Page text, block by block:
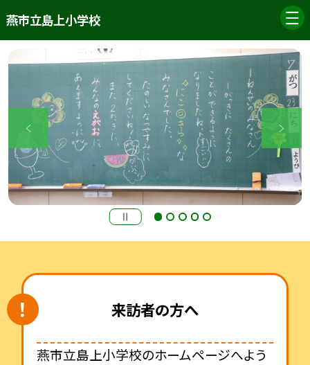
燕市立島上小学校
来訪者の方へ
燕市立島上小学校のホームページへよう